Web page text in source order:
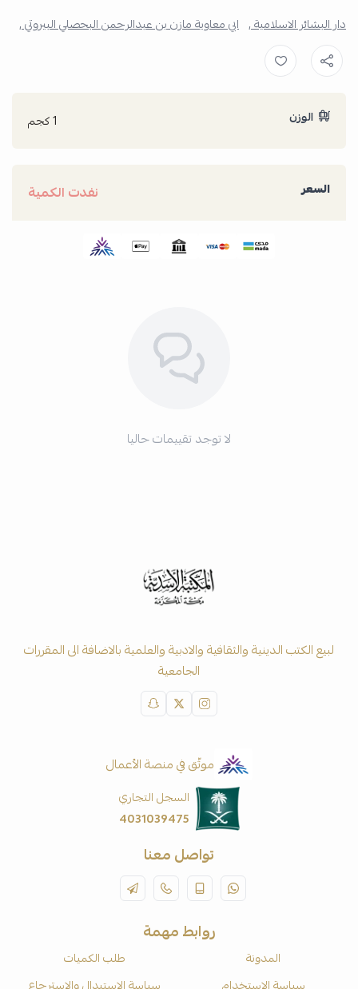
دار البشائر الاسلامية , ابي معاوية مازن بن عبدالرحمن البحصلي البيروتي ,
الوزن 1 كجم
السعر نفدت الكمية
لا توجد تقييمات حاليا
لبيع الكتب الدينية والثقافية والادبية والعلمية بالاضافة الى المقررات
الجامعية
موثّق في منصة الأعمال
السجل التجاري
4031039475
تواصل معنا
روابط مهمة
المدونة
طلب الكميات